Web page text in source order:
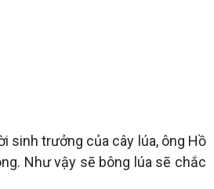
sinh trưởng của cây lúa, ông Hồ
Như vậy sẽ bông lúa sẽ chắc